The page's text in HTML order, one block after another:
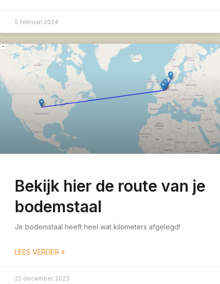
5 februari 2024
Bekijk hier de route van je
bodemstaal
Je bodemstaal heeft heel wat kilometers afgelegd!
LEES VERDER »
22 december 2023